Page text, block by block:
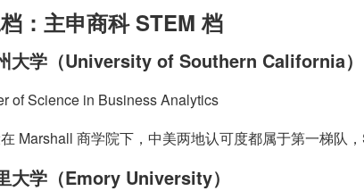
：主申商科 STEM 档
大学（University of Southern California）
of Science in Business Analytics
Marshall 商学院下，中美两地认可度都属于第一梯队
大学（Emory University）